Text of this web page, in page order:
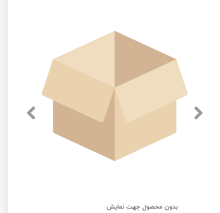
بدون محصول جهت نمایش